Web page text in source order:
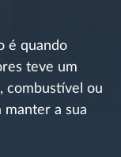
é quando
teve um
combustível ou
manter a sua